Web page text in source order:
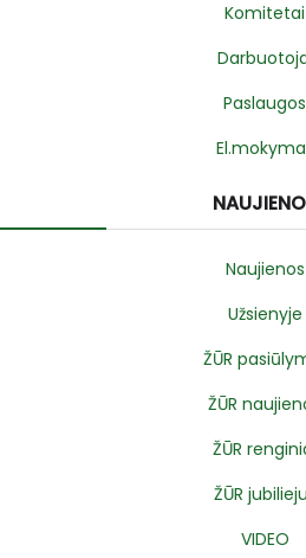
Komitetai
Paslaugos
Naujienos
Užsienyje
ŽŪR
ŽŪR
ŽŪR
ŽŪR
VIDEO